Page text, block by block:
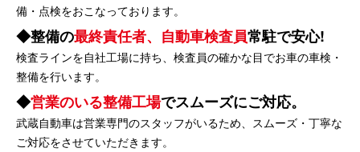
備・点検をおこなっております。
整備の最終責任者、自動車検査員常駐で安心!
検査ラインを自社工場に持ち、検査員の確かな目でお車の車検・
整備を行います。
営業のいる整備工場でスムーズにご対応。
武蔵自動車は営業専門のスタッフがいるため、スムーズ・丁寧な
ご対応をさせていただきます。